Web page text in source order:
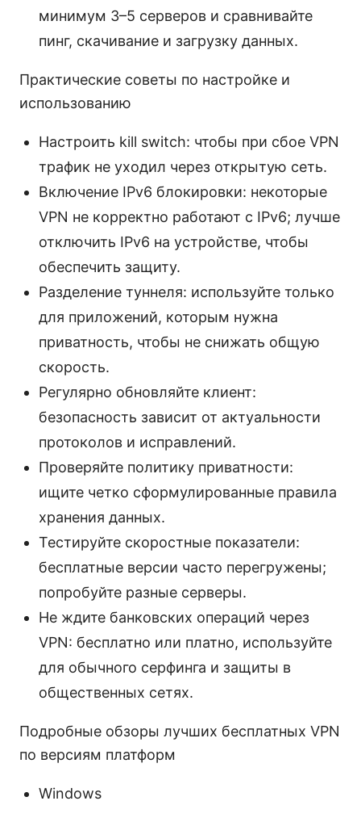
минимум 3–5 серверов и сравнивайте
пинг, скачивание и загрузку данных.
Практические советы по настройке и
использованию
Настроить kill switch: чтобы при сбое VPN
трафик не уходил через открытую сеть.
Включение IPv6 блокировки: некоторые
VPN не корректно работают с IPv6; лучше
отключить IPv6 на устройстве, чтобы
обеспечить защиту.
Разделение туннеля: используйте только
для приложений, которым нужна
приватность, чтобы не снижать общую
скорость.
Регулярно обновляйте клиент:
безопасность зависит от актуальности
протоколов и исправлений.
Проверяйте политику приватности:
ищите четко сформулированные правила
хранения данных.
Тестируйте скоростные показатели:
бесплатные версии часто перегружены;
попробуйте разные серверы.
Не ждите банковских операций через
VPN: бесплатно или платно, используйте
для обычного серфинга и защиты в
общественных сетях.
Подробные обзоры лучших бесплатных VPN
по версиям платформ
Windows